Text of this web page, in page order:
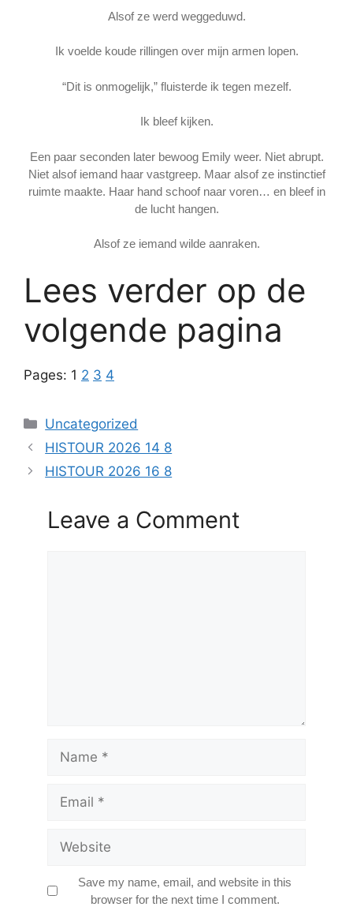
Alsof ze werd weggeduwd.
Ik voelde koude rillingen over mijn armen lopen.
“Dit is onmogelijk,” fluisterde ik tegen mezelf.
Ik bleef kijken.
Een paar seconden later bewoog Emily weer. Niet abrupt.
Niet alsof iemand haar vastgreep. Maar alsof ze instinctief
ruimte maakte. Haar hand schoof naar voren… en bleef in
de lucht hangen.
Alsof ze iemand wilde aanraken.
Lees verder op de
volgende pagina
Pages: 1 2 3 4
Categories
Uncategorized
HISTOUR 2026 14 8
HISTOUR 2026 16 8
Leave a Comment
Save my name, email, and website in this
browser for the next time I comment.